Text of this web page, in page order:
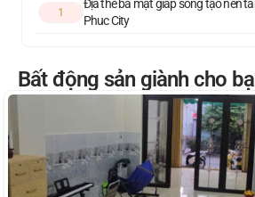
1
Địa thế ba mặt giáp sông tạo nền
Phuc City
Bất động sản giành cho